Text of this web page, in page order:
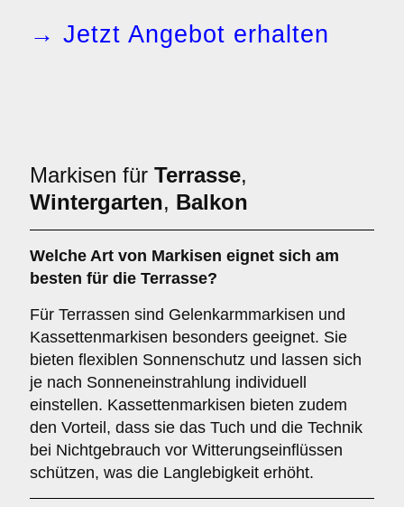
→ Jetzt Angebot erhalten
Markisen für Terrasse,
Wintergarten, Balkon
Welche Art von Markisen eignet sich am
besten für die Terrasse?
Für Terrassen sind Gelenkarmmarkisen und
Kassettenmarkisen besonders geeignet. Sie
bieten flexiblen Sonnenschutz und lassen sich
je nach Sonneneinstrahlung individuell
einstellen. Kassettenmarkisen bieten zudem
den Vorteil, dass sie das Tuch und die Technik
bei Nichtgebrauch vor Witterungseinflüssen
schützen, was die Langlebigkeit erhöht.